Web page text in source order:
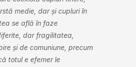
medie, dar și cupluri în
se află în faze
dar fragilitatea,
și de comuniune, precum
totul e efemer le